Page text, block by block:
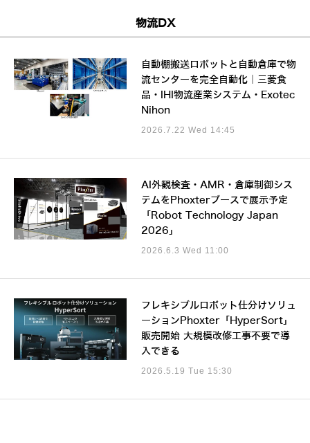
物流DX
自動棚搬送ロボットと自動倉庫で物
流センターを完全自動化｜三菱食
品・IHI物流産業システム・Exotec
Nihon
2026.7.22 Wed 14:45
AI外観検査・AMR・倉庫制御シス
テムをPhoxterブースで展示予定
「Robot Technology Japan
2026」
2026.6.3 Wed 11:00
フレキシブルロボット仕分けソリュ
ーションPhoxter「HyperSort」
販売開始 大規模改修工事不要で導
入できる
2026.5.19 Tue 15:30